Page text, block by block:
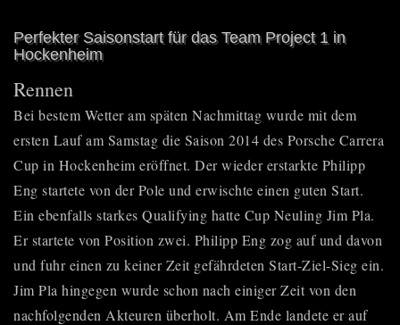
Perfekter Saisonstart für das Team Project 1 in
Hockenheim
Rennen
Bei bestem Wetter am späten Nachmittag wurde mit dem
ersten Lauf am Samstag die Saison 2014 des Porsche Carrera
Cup in Hockenheim eröffnet. Der wieder erstarkte Philipp
Eng startete von der Pole und erwischte einen guten Start.
Ein ebenfalls starkes Qualifying hatte Cup Neuling Jim Pla.
Er startete von Position zwei. Philipp Eng zog auf und davon
und fuhr einen zu keiner Zeit gefährdeten Start-Ziel-Sieg ein.
Jim Pla hingegen wurde schon nach einiger Zeit von den
nachfolgenden Akteuren überholt. Am Ende landete er auf